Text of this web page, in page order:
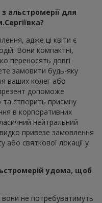
альстромерії для
адже ці квіти є
Вони компактні,
переносять довгі
замовити будь-яку
ваших колег або
допоможе
та створить приємну
в корпоративних
нейтральний
привезе замовлення
або святкової локації у
удома, щоб
не потребуватимуть